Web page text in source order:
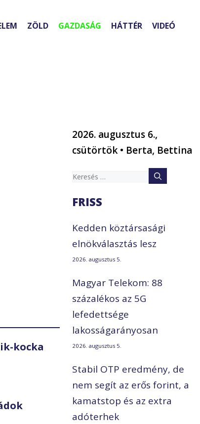
ZÖLD GAZDASÁG HÁTTÉR VIDEÓ
kocka
2026. augusztus 6.,
csütörtök • Berta, Bettina
Keresés:
FRISS
Kedden köztársasági
elnökválasztás lesz
2026. augusztus 5.
Magyar Telekom: 88
százalékos az 5G
lefedettsége
lakosságarányosan
2026. augusztus 5.
Stabil OTP eredmény, de
nem segít az erős forint, a
kamatstop és az extra
adóterhek